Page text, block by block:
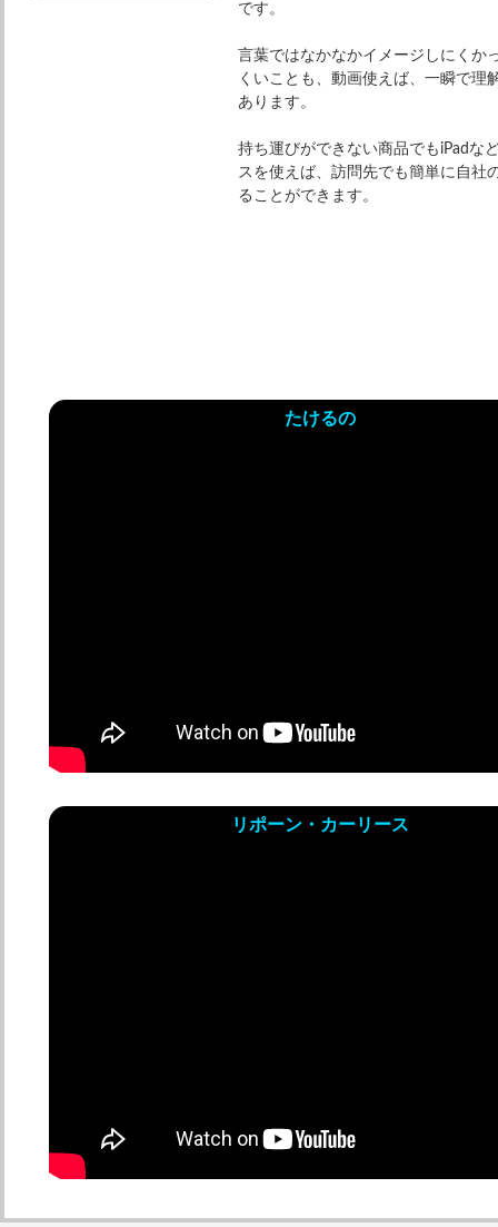
です。
言葉ではなかなかイメージしにくか
くいことも、動画使えば、一瞬で理
あります。
持ち運びができない商品でもiPadな
スを使えば、訪問先でも簡単に自社
ることができます。
たけるの
リポーン・カーリース